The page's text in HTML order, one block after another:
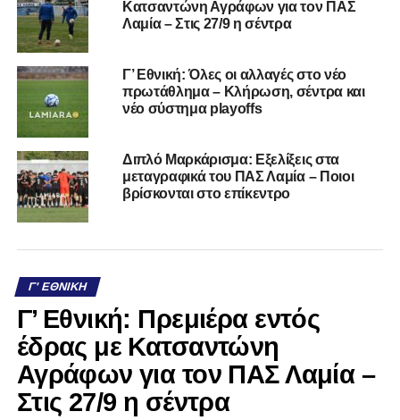
Κατσαντώνη Αγράφων για τον ΠΑΣ
Λαμία – Στις 27/9 η σέντρα
Γ’ Εθνική: Όλες οι αλλαγές στο νέο
πρωτάθλημα – Κλήρωση, σέντρα και
νέο σύστημα playoffs
Διπλό Μαρκάρισμα: Εξελίξεις στα
μεταγραφικά του ΠΑΣ Λαμία – Ποιοι
βρίσκονται στο επίκεντρο
Γ' ΕΘΝΙΚΉ
Γ’ Εθνική: Πρεμιέρα εντός
έδρας με Κατσαντώνη
Αγράφων για τον ΠΑΣ Λαμία –
Στις 27/9 η σέντρα